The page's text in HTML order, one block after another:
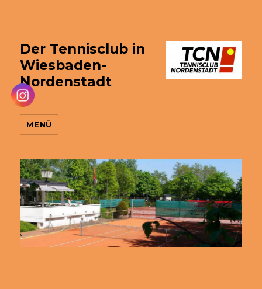
Der Tennisclub in
Wiesbaden-
Nordenstadt
MENÜ